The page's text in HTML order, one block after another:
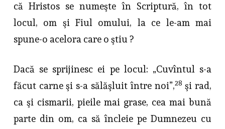
că Hristos se numeşte în Scriptură, în tot
locul, om şi Fiul omului, la ce le-am mai
spune-o acelora care o ştiu ?
Dacă se sprijinesc ei pe locul: „Cuvîntul s-a
făcut carne şi s-a sălăş­luit între noi”,28 şi rad,
ca şi cismarii, pieile mai grase, cea mai bună
parte din om, ca să încleie pe Dumnezeu cu